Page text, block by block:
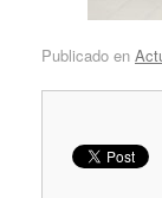
Publicado en